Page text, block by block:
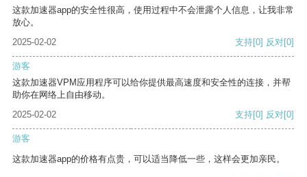
这款加速器app的安全性很高，使用过程中不会泄露个人信息，让我非常
放心。
2025-02-02
支持[0] 反对[0]
游客
这款加速器VPM应用程序可以给你提供最高速度和安全性的连接，并帮
助你在网络上自由移动。
2025-02-02
支持[0] 反对[0]
游客
这款加速器app的价格有点贵，可以适当降低一些，这样会更加亲民。